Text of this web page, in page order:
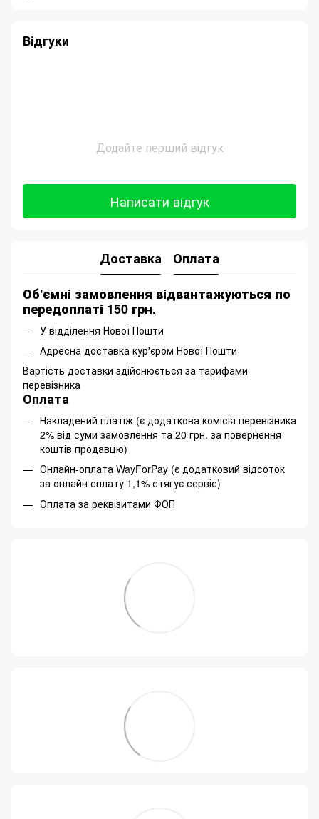
Відгуки
Додайте перший відгук
Написати відгук
Доставка
Оплата
Об'ємні замовлення відвантажуються по
передоплаті 150 грн.
У відділення Нової Пошти
Адресна доставка кур'єром Нової Пошти
Вартість доставки здійснюється за тарифами
перевізника
Оплата
Накладений платіж (є додаткова комісія перевізника
2% від суми замовлення та 20 грн. за повернення
коштів продавцю)
Онлайн-оплата WayForPay (є додатковий відсоток
за онлайн сплату 1,1% стягує сервіс)
Оплата за реквізитами ФОП